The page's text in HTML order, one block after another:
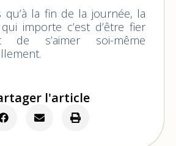
qu’à la fin de la journée, la
importe c’est d’être fier
s’aimer soi-même
l'article